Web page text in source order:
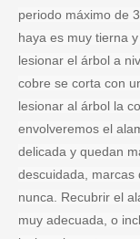
periodo máximo de
haya es muy tierna
lesionar el árbol a
cobre se corta con
lesionar al árbol la
envolveremos el
delicada y quedan
descuidada, marcas
nunca. Recubrir el
muy adecuada, o